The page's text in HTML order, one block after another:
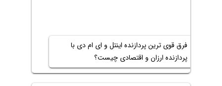
فرق قوی ترین پردازنده اینتل و ای ام دی با
پردازنده ارزان و اقتصادی چیست؟